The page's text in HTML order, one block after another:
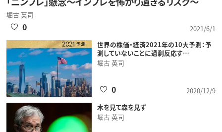
堀古 英司
2021/6/1
0
世界の株価・経済2021年の10大予測：予
測していないことに過剰反応す…
堀古 英司
2020/12/9
0
木を見て森を見ず
堀古 英司